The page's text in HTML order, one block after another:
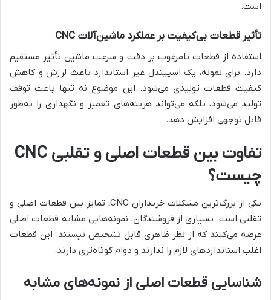
است.
تأثیر قطعات بی‌کیفیت بر عملکرد ماشین‌آلات CNC
استفاده از قطعات نامرغوب بر دقت و سرعت ماشین تأثیر مستقیم
دارد. برای نمونه، یک اسپیندل غیر استاندارد باعث لرزش و کاهش
کیفیت قطعات تولیدی می‌شود. این موضوع نه تنها باعث توقف
تولید می‌شود، بلکه می‌تواند هزینه‌های تعمیر و نگهداری را به‌طور
قابل توجهی افزایش دهد.
تفاوت بین قطعات اصلی و تقلبی CNC
چیست؟
یکی از بزرگ‌ترین مشکلات خریداران CNC، تمایز بین قطعات اصلی و
تقلبی است. بسیاری از فروشندگان، نمونه‌هایی مشابه قطعات اصلی
عرضه می‌کنند که از نظر ظاهری قابل تشخیص نیستند. این قطعات
اغلب استانداردهای لازم را ندارند و دوام کوتاه‌تری دارند.
شناسایی قطعات اصلی از نمونه‌های مشابه